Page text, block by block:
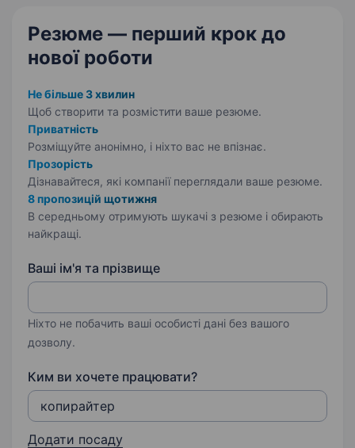
Резюме — перший крок до
нової роботи
Не більше 3 хвилин
Щоб створити та розмістити ваше резюме.
Приватність
Розміщуйте анонімно, і ніхто вас не впізнає.
Прозорість
Дізнавайтеся, які компанії переглядали ваше резюме.
8 пропозицій щотижня
В середньому отримують шукачі з резюме і обирають
найкращі.
Ваші ім'я та прізвище
Ніхто не побачить ваші особисті дані без вашого
дозволу.
Ким ви хочете працювати?
Додати посаду